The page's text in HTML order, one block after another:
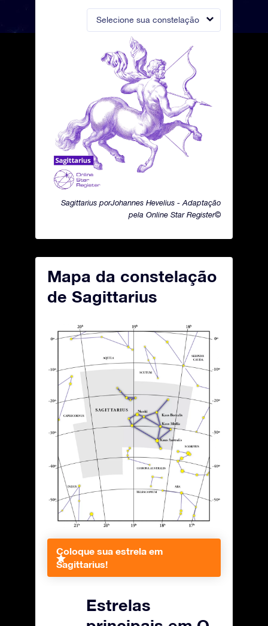
Selecione sua constelação
Sagittarius porJohannes Hevelius - Adaptação
pela Online Star Register©
Mapa da constelação
de Sagittarius
Coloque sua estrela em
Sagittarius!
Estrelas